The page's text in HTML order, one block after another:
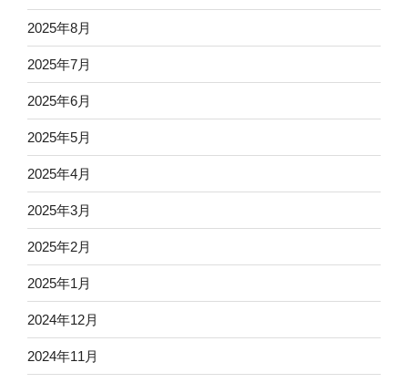
2025年8月
2025年7月
2025年6月
2025年5月
2025年4月
2025年3月
2025年2月
2025年1月
2024年12月
2024年11月